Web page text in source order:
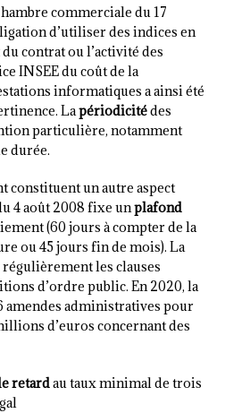
commerciale du 17
d’utiliser des indices en
contrat ou l’activité des
INSEE du coût de la
informatiques a ainsi été
Lapériodicitédes
particulière, notamment
durée.
constituent un autre aspect
4 août 2008 fixe unplafond
(60 jours à compter de la
ou 45 jours fin de mois). La
les clauses
d’ordre public. En 2020, la
amendes administratives pour
d’euros concernant des
retardau taux minimal de trois